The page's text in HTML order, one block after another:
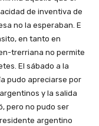
de inventiva de
no la esperaban. E
en tanto en
trerriana no permite
El sábado a la
pudo apreciarse por
y la salida
pero no pudo ser
argentino